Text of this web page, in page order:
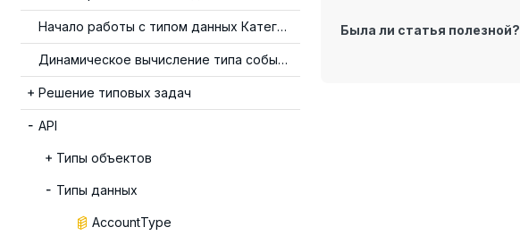
Начало работы с типом данных Категория
Динамическое вычисление типа события
Решение типовых задач
API
Типы объектов
Типы данных
AccountType
Была ли статья полезной?